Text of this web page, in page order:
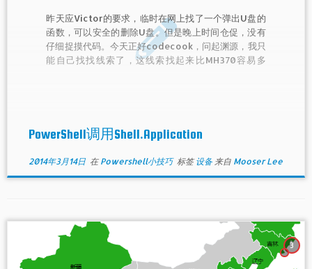
昨天应Victor的要求，临时在网上找了一个弹出U盘的
函数，可以安全的删除U盘。但是晚上时间仓促，没有
仔细捉摸代码。今天正好codecook，问起渊源，我只
能自己找找线索了，这线索找起来比MH370容易多
PowerShell调用Shell.Application
2014年3月14日在 Powershell小技巧 标签设备 来自 Mooser Lee
3